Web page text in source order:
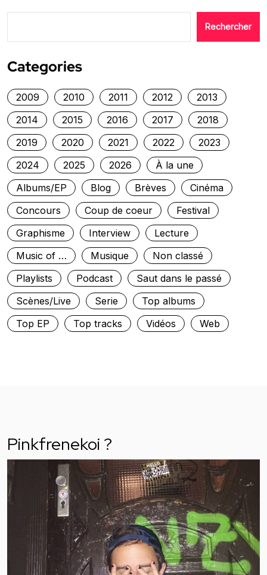
Rechercher
Categories
2009 2010 2011 2012
2013
2014
2015 2016 2017
2018
2019
2020 2021 2022
2023
2024
2025 2026
À la une
Albums/EP
Blog Brèves
Cinéma
Concours
Coup de coeur
Festival
Graphisme
Interview
Lecture
Music of …
Musique
Non classé
Playlists
Podcast
Saut dans le passé
Scènes/Live
Serie
Top albums
Top EP
Top tracks Vidéos Web
Pinkfrenekoi ?